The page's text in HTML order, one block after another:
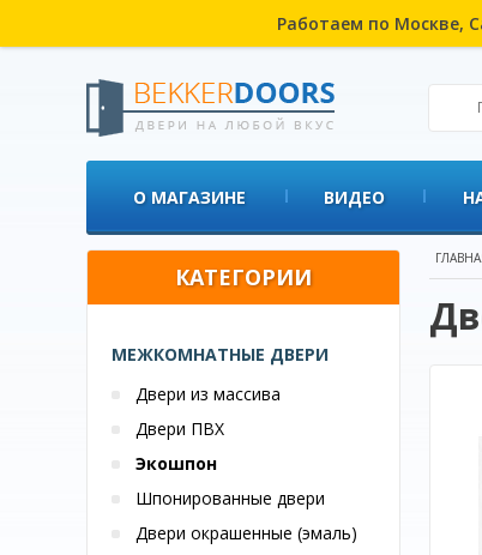
Работаем по Москве,
О МАГАЗИНЕ ВИДЕО
КАТЕГОРИИ
МЕЖКОМНАТНЫЕ ДВЕРИ
Двери из массива
Двери ПВХ
Экошпон
Шпонированные двери
Двери окрашенные (эмаль)